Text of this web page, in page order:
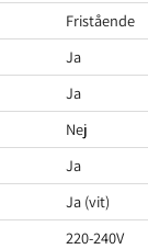
Fristående
Ja
Ja
Nej
Ja
Ja (vit)
220-240V